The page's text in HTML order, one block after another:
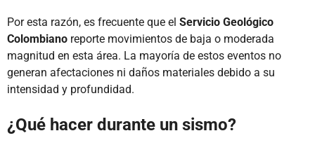
Por esta razón, es frecuente que el Servicio Geológico
Colombiano reporte movimientos de baja o moderada
magnitud en esta área. La mayoría de estos eventos no
generan afectaciones ni daños materiales debido a su
intensidad y profundidad.
¿Qué hacer durante un sismo?